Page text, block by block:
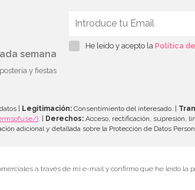
semana
y fiestas
He leído y acepto la Política
| Legitimación: Consentimiento del interesado. |
) . | Derechos: Acceso, rectificación, supresión,
adicional y detallada sobre la Protección de Datos
a través de mi e-mail y confirmo que he leído la